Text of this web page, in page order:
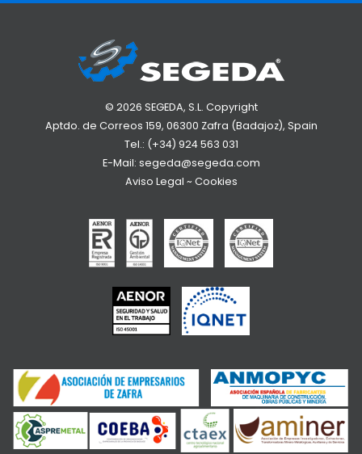
© 2026 SEGEDA, S.L. Copyright
Aptdo. de Correos 159, 06300 Zafra (Badajoz), Spain
Tel.: (+34) 924 563 031
E-Mail: segeda@segeda.com
Aviso Legal ~ Cookies